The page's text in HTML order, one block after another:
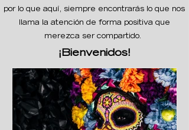
por lo que aquí, siempre encontrarás lo que nos
llama la atención de forma positiva que
merezca ser compartido.
¡Bienvenidos!